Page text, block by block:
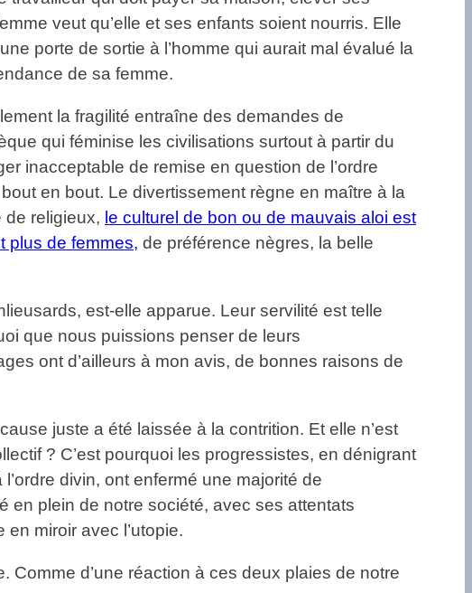
veut qu’elle et ses enfants soient nourris. Elle
porte de sortie à l’homme qui aurait mal évalué la
de sa femme.
la fragilité entraîne des demandes de
qui féminise les civilisations surtout à partir du
inacceptable de remise en question de l’ordre
en bout. Le divertissement règne en maître à la
religieux, le culturel de bon ou de mauvais aloi est
plus de femmes, de préférence nègres, la belle
est-elle apparue. Leur servilité est telle
que nous puissions penser de leurs
ont d’ailleurs à mon avis, de bonnes raisons de
juste a été laissée à la contrition. Et elle n’est
? C’est pourquoi les progressistes, en dénigrant
divin, ont enfermé une majorité de
en plein de notre société, avec ses attentats
miroir avec l’utopie.
Comme d’une réaction à ces deux plaies de notre